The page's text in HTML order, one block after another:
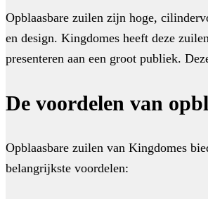
Opblaasbare zuilen zijn hoge,
en design. Kingdomes heeft deze
presenteren aan een groot publiek.
De voordelen van
Opblaasbare zuilen van Kingdomes
belangrijkste voordelen: